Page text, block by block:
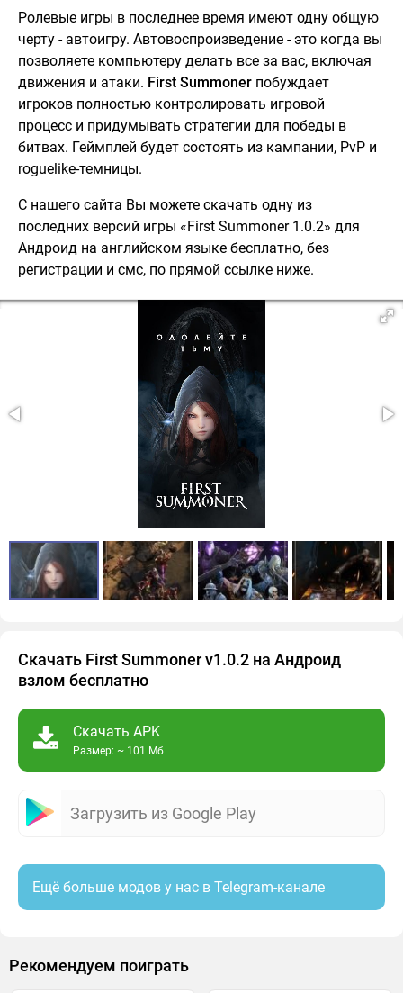
Ролевые игры в последнее время имеют одну общую
черту - автоигру. Автовоспроизведение - это когда вы
позволяете компьютеру делать все за вас, включая
движения и атаки. First Summoner побуждает
игроков полностью контролировать игровой
процесс и придумывать стратегии для победы в
битвах. Геймплей будет состоять из кампании, PvP и
roguelike-темницы.
С нашего сайта Вы можете скачать одну из
последних версий игры «First Summoner 1.0.2» для
Андроид на английском языке бесплатно, без
регистрации и смс, по прямой ссылке ниже.
Скачать First Summoner v1.0.2 на Андроид
взлом бесплатно
Скачать APK
Размер: ~ 101 Мб
Загрузить из Google Play
Ещё больше модов у нас в Telegram-канале
Рекомендуем поиграть